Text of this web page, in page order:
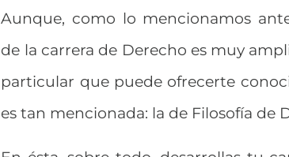
Aunque, como lo mencionamos
de la carrera de Derecho es muy
particular que puede ofrecerte
es tan mencionada: la de Filosofía de